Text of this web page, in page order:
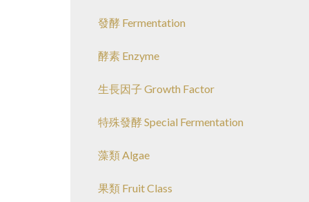
發酵 Fermentation
酵素 Enzyme
生長因子 Growth Factor
特殊發酵 Special Fermentation
藻類 Algae
果類 Fruit Class